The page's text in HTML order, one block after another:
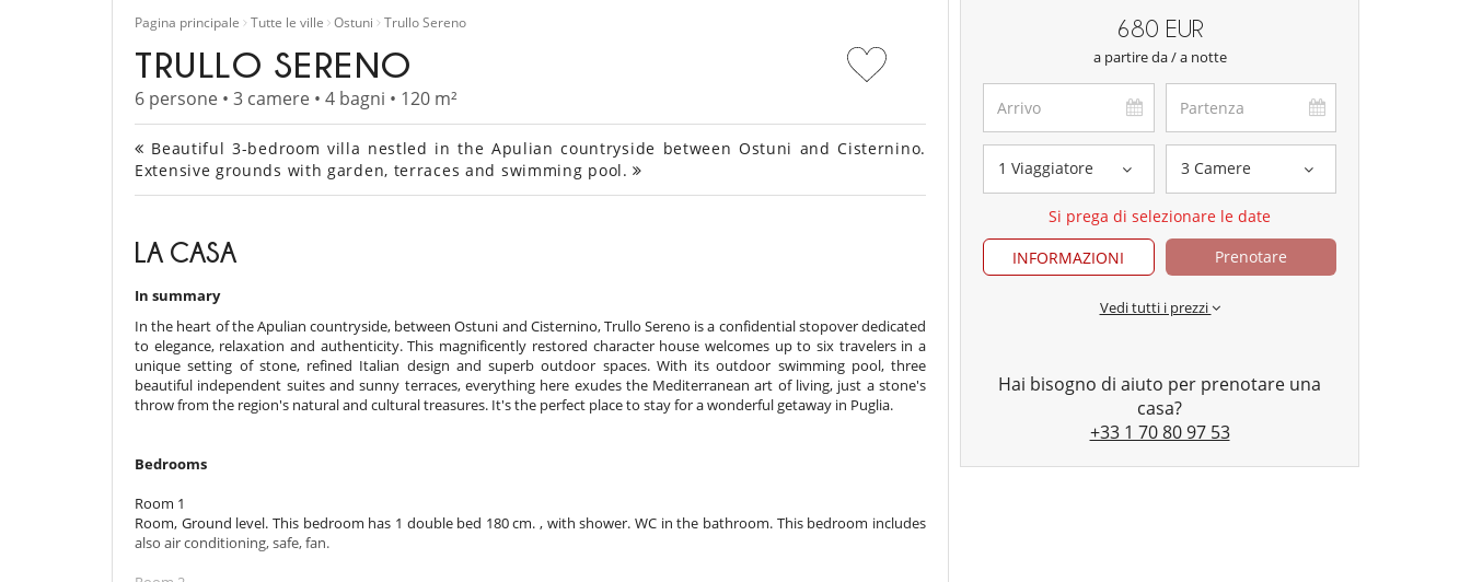
Pagina principale Tutte le ville Ostuni Trullo Sereno
TRULLO SERENO
6 persone • 3 camere • 4 bagni • 120 m²
Beautiful 3-bedroom villa nestled in the Apulian countryside between Ostuni and Cisternino.
Extensive grounds with garden, terraces and swimming pool.
LA CASA
In summary
In the heart of the Apulian countryside, between Ostuni and Cisternino, Trullo Sereno is a confidential stopover dedicated
to elegance, relaxation and authenticity. This magnificently restored character house welcomes up to six travelers in a
unique setting of stone, refined Italian design and superb outdoor spaces. With its outdoor swimming pool, three
beautiful independent suites and sunny terraces, everything here exudes the Mediterranean art of living, just a stone's
throw from the region's natural and cultural treasures. It's the perfect place to stay for a wonderful getaway in Puglia.
Bedrooms
Room 1
Room, Ground level. This bedroom has 1 double bed 180 cm. , with shower. WC in the bathroom. This bedroom includes
also air conditioning, safe, fan.
680 EUR
a partire da / a notte
1 Viaggiatore 3 Camere
Si prega di selezionare le date
INFORMAZIONI
Prenotare
Vedi tutti i prezzi
Hai bisogno di aiuto per prenotare una
casa?
+33 1 70 80 97 53